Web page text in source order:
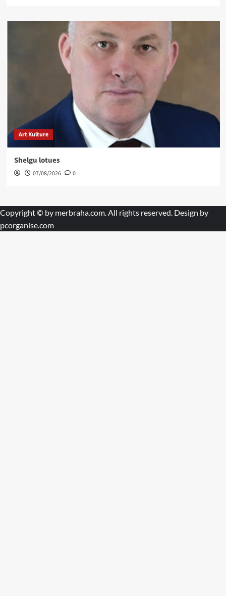
Art Kulture
Shelgu lotues
07/08/2026 0
Copyright © by merbraha.com. All rights reserved. Design by
pcorganise.com